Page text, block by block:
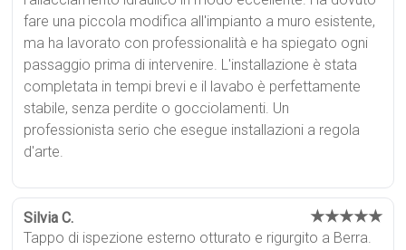
fare una piccola modifica all'impianto a muro esistente,
ma ha lavorato con professionalità e ha spiegato ogni
passaggio prima di intervenire. L'installazione è stata
completata in tempi brevi e il lavabo è perfettamente
stabile, senza perdite o gocciolamenti. Un
professionista serio che esegue installazioni a regola
d'arte.
Silvia C. ★★★★★
Tappo di ispezione esterno otturato e rigurgito a Berra.